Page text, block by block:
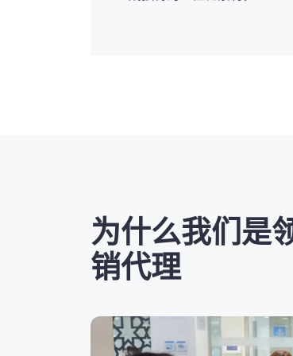
为什么我们是
销代理